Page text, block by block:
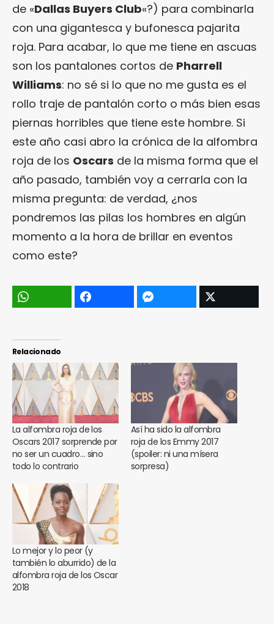
de «Dallas Buyers Club«?) para combinarla
con una gigantesca y bufonesca pajarita
roja. Para acabar, lo que me tiene en ascuas
son los pantalones cortos de Pharrell
Williams: no sé si lo que no me gusta es el
rollo traje de pantalón corto o más bien esas
piernas horribles que tiene este hombre. Si
este año casi abro la crónica de la alfombra
roja de los Oscars de la misma forma que el
año pasado, también voy a cerrarla con la
misma pregunta: de verdad, ¿nos
pondremos las pilas los hombres en algún
momento a la hora de brillar en eventos
como este?
Relacionado
La alfombra roja de los
Oscars 2017 sorprende por
no ser un cuadro… sino
todo lo contrario
Así ha sido la alfombra
roja de los Emmy 2017
(spoiler: ni una mísera
sorpresa)
Lo mejor y lo peor (y
también lo aburrido) de la
alfombra roja de los Oscar
2018